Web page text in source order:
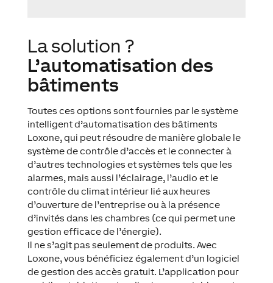
La solution ?
L’automatisation des
bâtiments
Toutes ces options sont fournies par le système
intelligent d’automatisation des bâtiments
Loxone, qui peut résoudre de manière globale le
système de contrôle d’accès et le connecter à
d’autres technologies et systèmes tels que les
alarmes, mais aussi l’éclairage, l’audio et le
contrôle du climat intérieur lié aux heures
d’ouverture de l’entreprise ou à la présence
d’invités dans les chambres (ce qui permet une
gestion efficace de l’énergie).
Il ne s’agit pas seulement de produits. Avec
Loxone, vous bénéficiez également d’un logiciel
de gestion des accès gratuit. L’application pour